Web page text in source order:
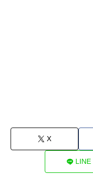
X
LINE